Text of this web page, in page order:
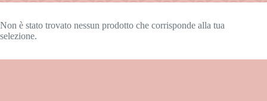
Non è stato trovato nessun prodotto che corrisponde alla tua
selezione.